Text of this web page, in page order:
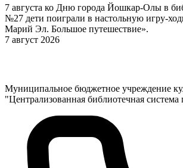
7 августа ко Дню города Йошкар-Олы в
№27 дети поиграли в настольную игру-
Марий Эл. Большое путешествие».
7 август 2026
Муниципальное бюджетное учреждение
"Централизованная библиотечная